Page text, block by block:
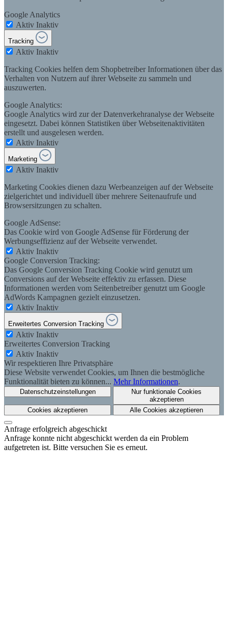
Google Analytics
Aktiv Inaktiv
Tracking
Aktiv Inaktiv
Tracking Cookies helfen dem Shopbetreiber Informationen über das
Verhalten von Nutzern auf ihrer Webseite zu sammeln und
auszuwerten.
Google Analytics:
Google Analytics wird zur der Datenverkehranalyse der Webseite
eingesetzt. Dabei können Statistiken über Webseitenaktivitäten
erstellt und ausgelesen werden.
Aktiv Inaktiv
Marketing
Aktiv Inaktiv
Marketing Cookies dienen dazu Werbeanzeigen auf der Webseite
zielgerichtet und individuell über mehrere Seitenaufrufe und
Browsersitzungen zu schalten.
Google AdSense:
Das Cookie wird von Google AdSense für Förderung der
Werbungseffizienz auf der Webseite verwendet.
Aktiv Inaktiv
Google Conversion Tracking:
Das Google Conversion Tracking Cookie wird genutzt um
Conversions auf der Webseite effektiv zu erfassen. Diese
Informationen werden vom Seitenbetreiber genutzt um Google
AdWords Kampagnen gezielt einzusetzen.
Aktiv Inaktiv
Erweitertes Conversion Tracking
Aktiv Inaktiv
Erweitertes Conversion Tracking
Aktiv Inaktiv
Wir respektieren Ihre Privatsphäre
Diese Website verwendet Cookies, um Ihnen die bestmögliche
Funktionalität bieten zu können... Mehr Informationen.
Datenschutzeinstellungen
Nur funktionale Cookies
akzeptieren
Cookies akzeptieren
Alle Cookies akzeptieren
Anfrage erfolgreich abgeschickt
Anfrage konnte nicht abgeschickt werden da ein Problem
aufgetreten ist. Bitte versuchen Sie es erneut.